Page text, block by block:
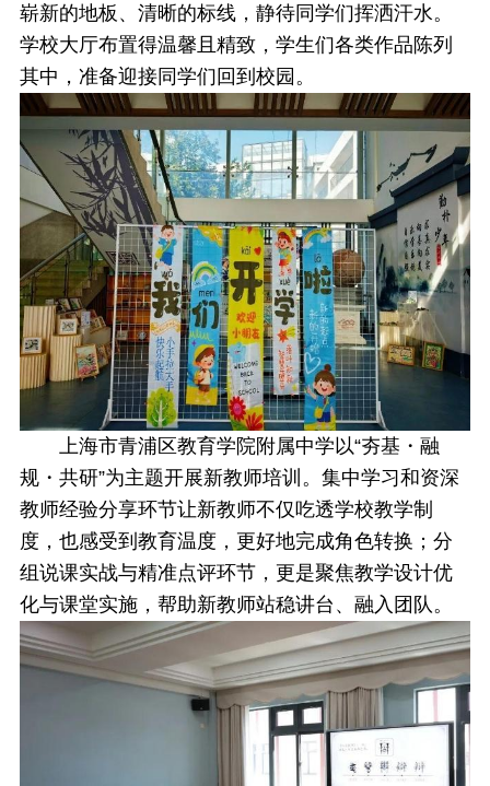
崭新的地板、清晰的标线，静待同学们挥洒汗水。
学校大厅布置得温馨且精致，学生们各类作品陈列
其中，准备迎接同学们回到校园。
上海市青浦区教育学院附属中学以“夯基・融
规・共研”为主题开展新教师培训。集中学习和资深
教师经验分享环节让新教师不仅吃透学校教学制
度，也感受到教育温度，更好地完成角色转换；分
组说课实战与精准点评环节，更是聚焦教学设计优
化与课堂实施，帮助新教师站稳讲台、融入团队。